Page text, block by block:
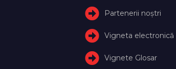
Partenerii noștri
Vigneta electronică
Vignete Glosar